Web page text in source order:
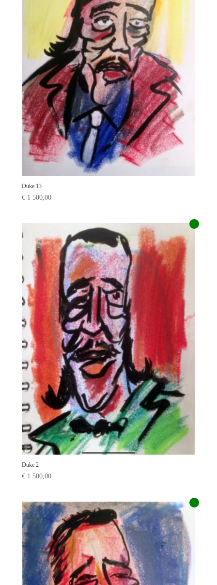
Duke 13
€1 500,00
Duke 2
€1 500,00